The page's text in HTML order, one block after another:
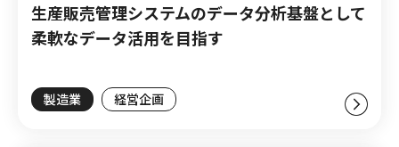
生産販売管理システムのデータ分析基盤として
柔軟なデータ活用を目指す
製造業 経営企画